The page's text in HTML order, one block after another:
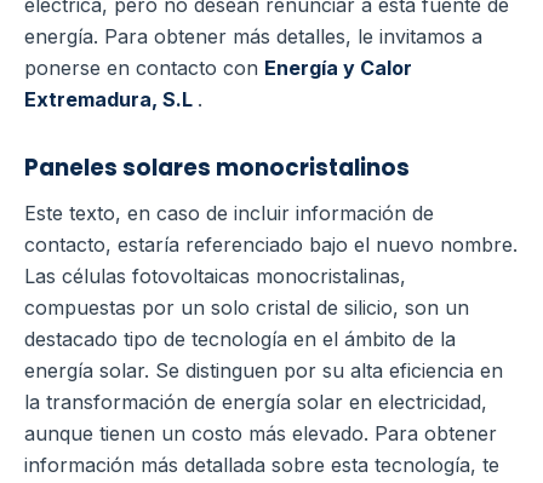
eléctrica, pero no desean renunciar a esta fuente de
energía. Para obtener más detalles, le invitamos a
ponerse en contacto con Energía y Calor
Extremadura, S.L .
Paneles solares monocristalinos
Este texto, en caso de incluir información de
contacto, estaría referenciado bajo el nuevo nombre.
Las células fotovoltaicas monocristalinas,
compuestas por un solo cristal de silicio, son un
destacado tipo de tecnología en el ámbito de la
energía solar. Se distinguen por su alta eficiencia en
la transformación de energía solar en electricidad,
aunque tienen un costo más elevado. Para obtener
información más detallada sobre esta tecnología, te